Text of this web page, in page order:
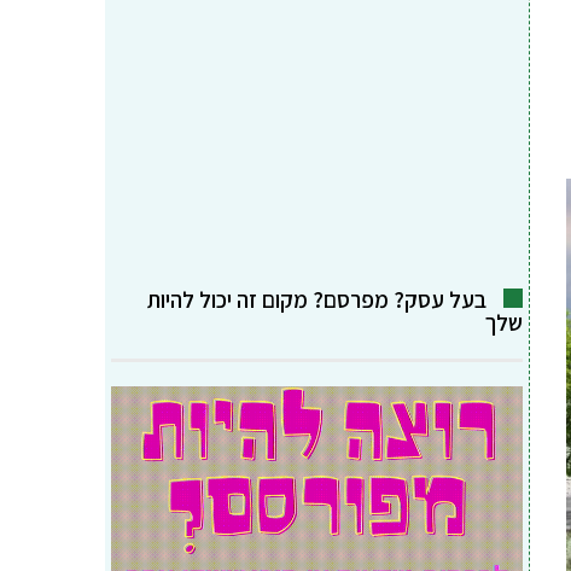
בעל עסק? מפרסם? מקום זה יכול להיות
שלך